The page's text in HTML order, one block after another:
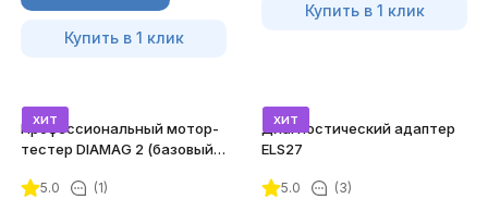
Купить в 1 клик
Купить в 1 клик
хит
Профессиональный мотор-
тестер DIAMAG 2 (базовый
5.0 (1)
хит
Диагностический адаптер
ELS27
5.0 (3)